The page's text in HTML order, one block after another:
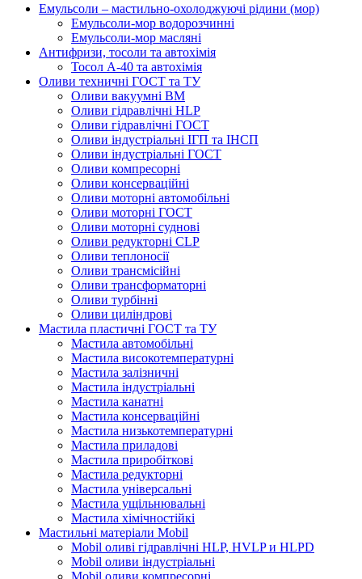
Емульсоли – мастильно-охолоджуючі рідини (мор)
Емульсоли-мор водорозчинні
Емульсоли-мор масляні
Антифризи, тосоли та автохімія
Тосол А-40 та автохімія
Оливи техничні ГОСТ та ТУ
Оливи вакуумні ВМ
Оливи гідравлічні HLP
Оливи гідравлічні ГОСТ
Оливи індустріальні ІГП та ІНСП
Оливи індустріальні ГОСТ
Оливи компресорні
Оливи консерваційні
Оливи моторні автомобільні
Оливи моторні ГОСТ
Оливи моторні суднові
Оливи редукторні CLP
Оливи теплоносії
Оливи трансмісійні
Оливи трансформаторні
Оливи турбінні
Оливи циліндрові
Мастила пластичні ГОСТ та ТУ
Мастила автомобільні
Мастила високотемпературні
Мастила залізничні
Мастила індустріальні
Мастила канатні
Мастила консерваційні
Мастила низькотемпературні
Мастила приладові
Мастила приробіткові
Мастила редукторні
Мастила універсальні
Мастила ущільнювальні
Мастила хімічностійкі
Мастильні матеріали Mobil
Mobil оливі гідравлічні HLP, HVLP и HLPD
Mobil оливи індустріальні
Mobil оливи компресорні